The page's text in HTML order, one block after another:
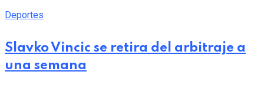
Deportes
Slavko Vincic se retira del arbitraje a
una semana